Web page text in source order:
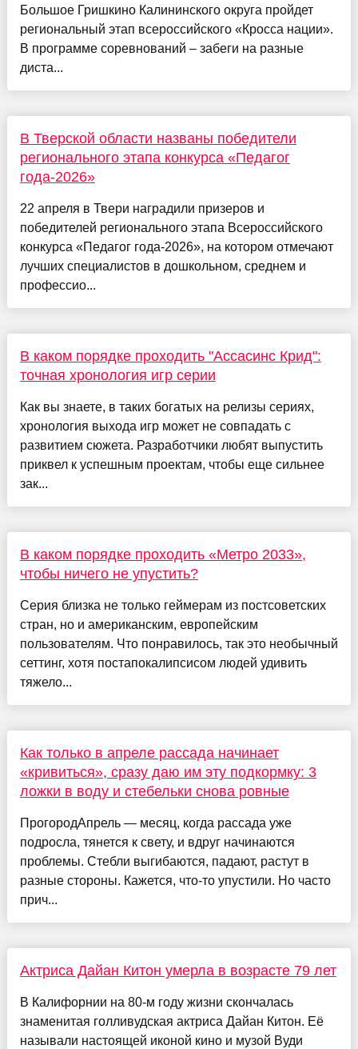
Большое Гришкино Калининского округа пройдет
региональный этап всероссийского «Кросса нации».
В программе соревнований – забеги на разные
диста...
В Тверской области названы победители
регионального этапа конкурса «Педагог
года-2026»
22 апреля в Твери наградили призеров и
победителей регионального этапа Всероссийского
конкурса «Педагог года-2026», на котором отмечают
лучших специалистов в дошкольном, среднем и
профессио...
В каком порядке проходить "Ассасинс Крид":
точная хронология игр серии
Как вы знаете, в таких богатых на релизы сериях,
хронология выхода игр может не совпадать с
развитием сюжета. Разработчики любят выпустить
приквел к успешным проектам, чтобы еще сильнее
зак...
В каком порядке проходить «Метро 2033»,
чтобы ничего не упустить?
Серия близка не только геймерам из постсоветских
стран, но и американским, европейским
пользователям. Что понравилось, так это необычный
сеттинг, хотя постапокалипсисом людей удивить
тяжело...
Как только в апреле рассада начинает
«кривиться», сразу даю им эту подкормку: 3
ложки в воду и стебельки снова ровные
ПрогородАпрель — месяц, когда рассада уже
подросла, тянется к свету, и вдруг начинаются
проблемы. Стебли выгибаются, падают, растут в
разные стороны. Кажется, что-то упустили. Но часто
прич...
Актриса Дайан Китон умерла в возрасте 79 лет
В Калифорнии на 80-м году жизни скончалась
знаменитая голливудская актриса Дайан Китон. Её
называли настоящей иконой кино и музой Вуди